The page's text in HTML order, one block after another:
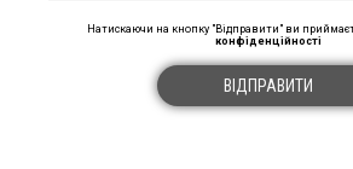
Натискаючи на кнопку "Відправити" ви
конфіденційності
ВІДПРАВИТИ